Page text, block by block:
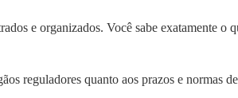
e organizados. Você sabe exatamente o
reguladores quanto aos prazos e normas